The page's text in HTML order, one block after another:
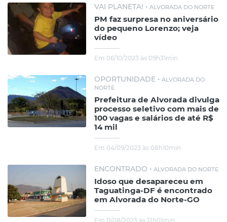
VAI PLANETA! • ALVORADA DO NORTE
PM faz surpresa no aniversário
do pequeno Lorenzo; veja
vídeo
Em 06/10/2023 às 09h31min
OPORTUNIDADE • ALVORADA DO
NORTE
Prefeitura de Alvorada divulga
processo seletivo com mais de
100 vagas e salários de até R$
14 mil
Em 04/09/2023 às 08h10min
ENCONTRADO • ALVORADA DO NORTE
Idoso que desapareceu em
Taguatinga-DF é encontrado
em Alvorada do Norte-GO
Em 11/08/2023 às 12h01min